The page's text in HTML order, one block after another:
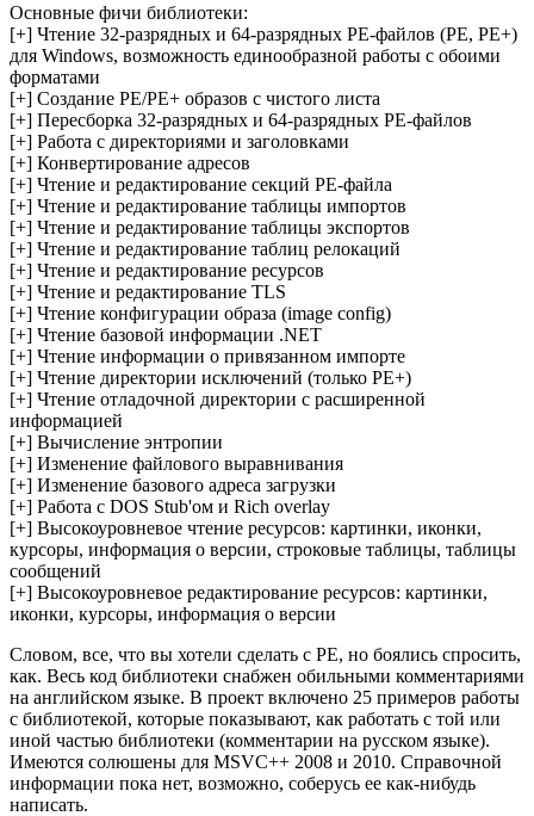
Основные фичи библиотеки:
[+] Чтение 32-разрядных и 64-разрядных PE-файлов (PE, PE+)
для Windows, возможность единообразной работы с обоими
форматами
[+] Создание PE/PE+ образов с чистого листа
[+] Пересборка 32-разрядных и 64-разрядных PE-файлов
[+] Работа с директориями и заголовками
[+] Конвертирование адресов
[+] Чтение и редактирование секций PE-файла
[+] Чтение и редактирование таблицы импортов
[+] Чтение и редактирование таблицы экспортов
[+] Чтение и редактирование таблиц релокаций
[+] Чтение и редактирование ресурсов
[+] Чтение и редактирование TLS
[+] Чтение конфигурации образа (image config)
[+] Чтение базовой информации .NET
[+] Чтение информации о привязанном импорте
[+] Чтение директории исключений (только PE+)
[+] Чтение отладочной директории с расширенной
информацией
[+] Вычисление энтропии
[+] Изменение файлового выравнивания
[+] Изменение базового адреса загрузки
[+] Работа с DOS Stub'ом и Rich overlay
[+] Высокоуровневое чтение ресурсов: картинки, иконки,
курсоры, информация о версии, строковые таблицы, таблицы
сообщений
[+] Высокоуровневое редактирование ресурсов: картинки,
иконки, курсоры, информация о версии
Словом, все, что вы хотели сделать с PE, но боялись спросить,
как. Весь код библиотеки снабжен обильными комментариями
на английском языке. В проект включено 25 примеров работы
с библиотекой, которые показывают, как работать с той или
иной частью библиотеки (комментарии на русском языке).
Имеются солюшены для MSVC++ 2008 и 2010. Справочной
информации пока нет, возможно, соберусь ее как-нибудь
написать.